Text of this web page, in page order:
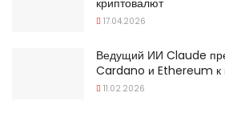
17.04.2026
Ведущий ИИ Claude
Cardano и Ethereum к
11.02.2026